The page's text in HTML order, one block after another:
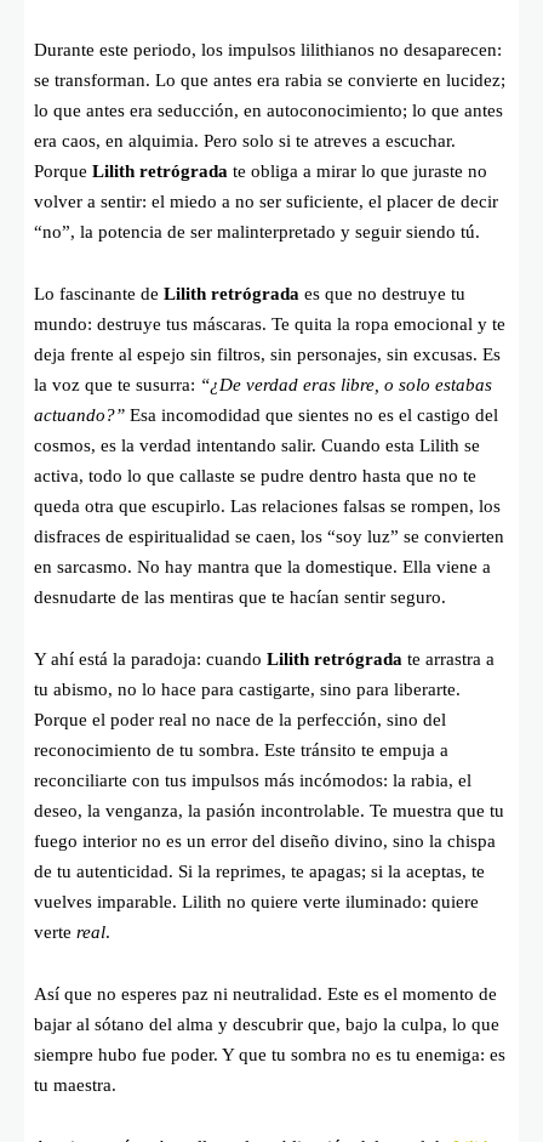
Durante este periodo, los impulsos lilithianos no desaparecen:
se transforman. Lo que antes era rabia se convierte en lucidez;
lo que antes era seducción, en autoconocimiento; lo que antes
era caos, en alquimia. Pero solo si te atreves a escuchar.
Porque Lilith retrógrada te obliga a mirar lo que juraste no
volver a sentir: el miedo a no ser suficiente, el placer de decir
“no”, la potencia de ser malinterpretado y seguir siendo tú.
Lo fascinante de Lilith retrógrada es que no destruye tu
mundo: destruye tus máscaras. Te quita la ropa emocional y te
deja frente al espejo sin filtros, sin personajes, sin excusas. Es
la voz que te susurra: “¿De verdad eras libre, o solo estabas
actuando?” Esa incomodidad que sientes no es el castigo del
cosmos, es la verdad intentando salir. Cuando esta Lilith se
activa, todo lo que callaste se pudre dentro hasta que no te
queda otra que escupirlo. Las relaciones falsas se rompen, los
disfraces de espiritualidad se caen, los “soy luz” se convierten
en sarcasmo. No hay mantra que la domestique. Ella viene a
desnudarte de las mentiras que te hacían sentir seguro.
Y ahí está la paradoja: cuando Lilith retrógrada te arrastra a
tu abismo, no lo hace para castigarte, sino para liberarte.
Porque el poder real no nace de la perfección, sino del
reconocimiento de tu sombra. Este tránsito te empuja a
reconciliarte con tus impulsos más incómodos: la rabia, el
deseo, la venganza, la pasión incontrolable. Te muestra que tu
fuego interior no es un error del diseño divino, sino la chispa
de tu autenticidad. Si la reprimes, te apagas; si la aceptas, te
vuelves imparable. Lilith no quiere verte iluminado: quiere
verte real.
Así que no esperes paz ni neutralidad. Este es el momento de
bajar al sótano del alma y descubrir que, bajo la culpa, lo que
siempre hubo fue poder. Y que tu sombra no es tu enemiga: es
tu maestra.